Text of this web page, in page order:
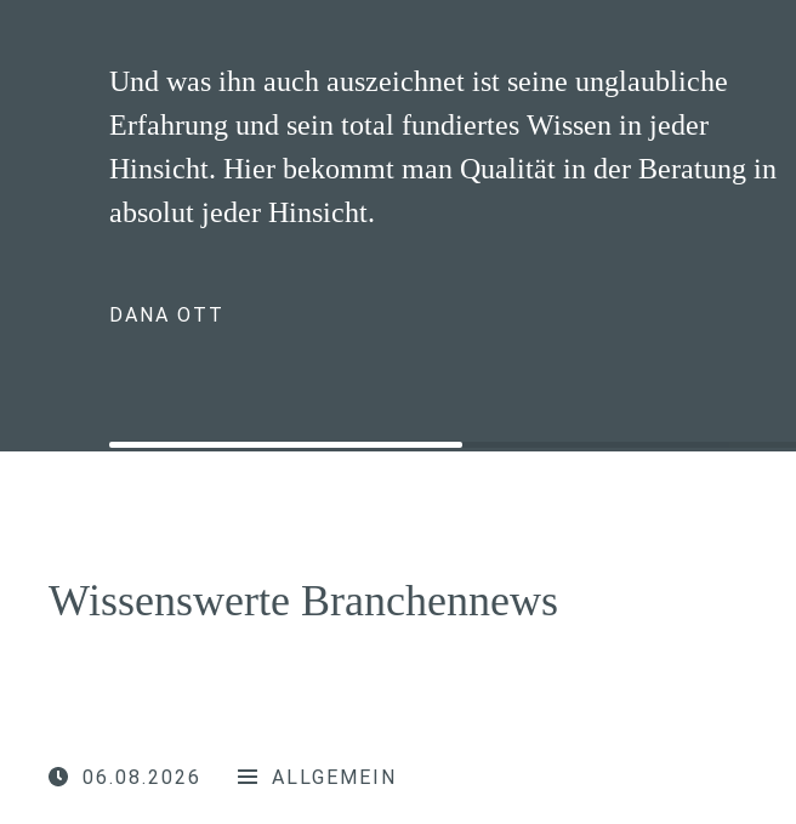
Und was ihn auch auszeichnet ist seine unglaubliche
Erfahrung und sein total fundiertes Wissen in jeder
Hinsicht. Hier bekommt man Qualität in der Beratung in
absolut jeder Hinsicht.
DANA OTT
Wissenswerte Branchennews
06.08.2026 ALLGEMEIN